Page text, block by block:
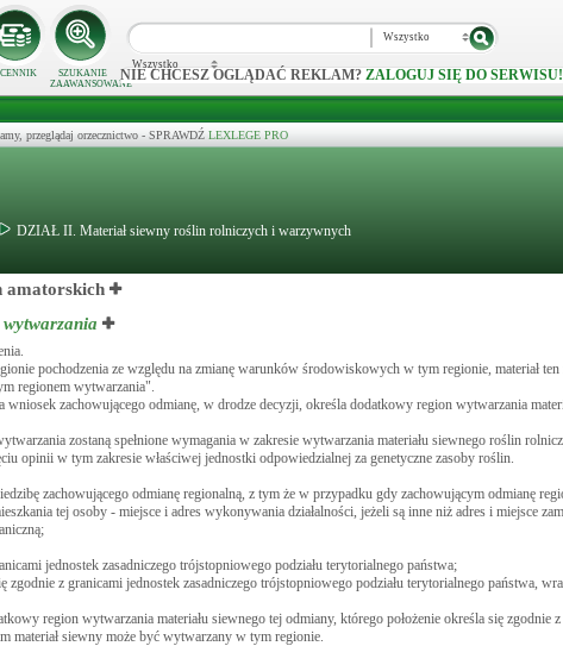
CENNIK
SZUKANIE
ZAAWANSOWANE
Wszystko
Wszystko
NIE CHCESZ OGLĄDAĆ REKLAM? ZALOGUJ SIĘ DO SERWISU!
przeglądaj orzecznictwo - SPRAWDŹ LEXLEGE PRO
DZIAŁ II. Materiał siewny roślin rolniczych i warzywnych
amatorskich
pochodzenia ze względu na zmianę warunków środowiskowych w tym regionie, materiał ten
regionem wytwarzania".
zachowującego odmianę, w drodze decyzji, określa dodatkowy region wytwarzania
zostaną spełnione wymagania w zakresie wytwarzania materiału siewnego roślin
opinii w tym zakresie właściwej jednostki odpowiedzialnej za genetyczne zasoby roślin.
zachowującego odmianę regionalną, z tym że w przypadku gdy zachowującym odmianę
tej osoby - miejsce i adres wykonywania działalności, jeżeli są inne niż adres i miejsce
jednostek zasadniczego trójstopniowego podziału terytorialnego państwa;
z granicami jednostek zasadniczego trójstopniowego podziału terytorialnego państwa,
region wytwarzania materiału siewnego tej odmiany, którego położenie określa się zgodnie
materiał siewny może być wytwarzany w tym regionie.